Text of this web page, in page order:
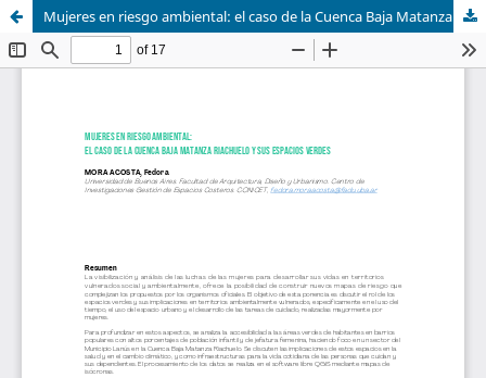
Mujeres en riesgo ambiental: el caso de la Cuenca Baja Matanza Riachuelo y sus espacios verdes